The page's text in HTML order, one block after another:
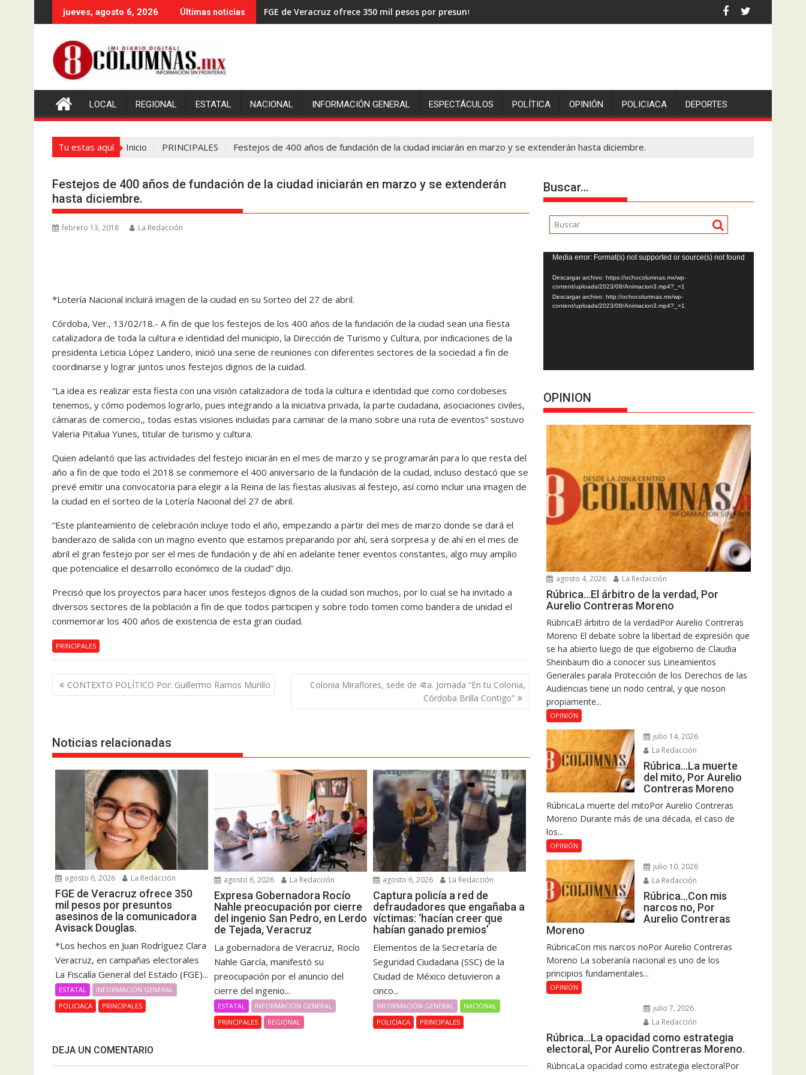
al
jueves, agosto 6, 2026 Últimas noticias FGE de Veracruz ofrece 350 mil pesos por presuntos asesinos de la comunicadora Avisack Douglas.
LOCAL REGIONAL ESTATAL NACIONAL INFORMACIÓN GENERAL ESPECTÁCULOS POLÍTICA OPINIÓN POLICIACA DEPORTES
Tu estas aquí Inicio PRINCIPALES Festejos de 400 años de fundación de la ciudad iniciarán en marzo y se extenderán hasta diciembre.
Festejos de 400 años de fundación de la ciudad iniciarán en marzo y se extenderán
hasta diciembre.
febrero 13, 2018 La Redacción
*Lotería Nacional incluirá imagen de la ciudad en su Sorteo del 27 de abril.
Córdoba, Ver., 13/02/18.- A fin de que los festejos de los 400 años de la fundación de la ciudad sean una fiesta
catalizadora de toda la cultura e identidad del municipio, la Dirección de Turismo y Cultura, por indicaciones de la
presidenta Leticia López Landero, inició una serie de reuniones con diferentes sectores de la sociedad a fin de
coordinarse y lograr juntos unos festejos dignos de la cuidad.
“La idea es realizar esta fiesta con una visión catalizadora de toda la cultura e identidad que como cordobeses
tenemos, y cómo podemos lograrlo, pues integrando a la iniciativa privada, la parte ciudadana, asociaciones civiles,
cámaras de comercio,, todas estas visiones incluidas para caminar de la mano sobre una ruta de eventos” sostuvo
Valeria Pitalua Yunes, titular de turismo y cultura.
Quien adelantó que las actividades del festejo iniciarán en el mes de marzo y se programarán para lo que resta del
año a fin de que todo el 2018 se conmemore el 400 aniversario de la fundación de la ciudad, incluso destacó que se
prevé emitir una convocatoria para elegir a la Reina de las fiestas alusivas al festejo, así como incluir una imagen de
la ciudad en el sorteo de la Lotería Nacional del 27 de abril.
“Este planteamiento de celebración incluye todo el año, empezando a partir del mes de marzo donde se dará el
banderazo de salida con un magno evento que estamos preparando por ahí, será sorpresa y de ahí en el mes de
abril el gran festejo por ser el mes de fundación y de ahí en adelante tener eventos constantes, algo muy amplio
que potencialice el desarrollo económico de la ciudad” dijo.
Precisó que los proyectos para hacer unos festejos dignos de la ciudad son muchos, por lo cual se ha invitado a
diversos sectores de la población a fin de que todos participen y sobre todo tomen como bandera de unidad el
conmemorar los 400 años de existencia de esta gran ciudad.
PRINCIPALES
Navegación
de
CONTEXTO POLÍTICO Por: Guillermo Ramos Murillo
Colonia Miraflores, sede de 4ta. Jornada “En tu Colonia,
Córdoba Brilla Contigo”
Noticias relacionadas
agosto 6, 2026 La Redacción
FGE de Veracruz ofrece 350
mil pesos por presuntos
asesinos de la comunicadora
Avisack Douglas.
*Los hechos en Juan Rodríguez Clara
Veracruz, en campañas electorales
La Fiscalía General del Estado (FGE)...
ESTATAL
INFORMACIÓN GENERAL
POLICIACA
PRINCIPALES
agosto 6, 2026 La Redacción
Expresa Gobernadora Rocío
Nahle preocupación por cierre
del ingenio San Pedro, en Lerdo
de Tejada, Veracruz
La gobernadora de Veracruz, Rocío
Nahle García, manifestó su
preocupación por el anuncio del
cierre del ingenio...
ESTATAL
INFORMACIÓN GENERAL
PRINCIPALES
REGIONAL
agosto 6, 2026 La Redacción
Captura policía a red de
defraudadores que engañaba a
víctimas: ‘hacían creer que
habían ganado premios’
Elementos de la Secretaría de
Seguridad Ciudadana (SSC) de la
Ciudad de México detuvieron a
cinco...
INFORMACIÓN GENERAL
NACIONAL
POLICIACA
PRINCIPALES
DEJA UN COMENTARIO
Buscar…
Reproductor
de
vídeo
Media error: Format(s) not supported or source(s) not found
Descargar archivo: https://ochocolumnas.mx/wp-
content/uploads/2023/08/Animacion3.mp4?_=1
Descargar archivo: http://ochocolumnas.mx/wp-
content/uploads/2023/08/Animacion3.mp4?_=1
OPINION
agosto 4, 2026 La Redacción
Rúbrica…El árbitro de la verdad, Por
Aurelio Contreras Moreno
RúbricaEl árbitro de la verdadPor Aurelio Contreras
Moreno El debate sobre la libertad de expresión que
se ha abierto luego de que elgobierno de Claudia
Sheinbaum dio a conocer sus Lineamientos
Generales parala Protección de los Derechos de las
Audiencias tiene un nodo central, y que noson
propiamente...
OPINIÓN
julio 14, 2026
La Redacción
Rúbrica…La muerte
del mito, Por Aurelio
Contreras Moreno
RúbricaLa muerte del mitoPor Aurelio Contreras
Moreno Durante más de una década, el caso de
los...
OPINIÓN
julio 10, 2026
La Redacción
Rúbrica…Con mis
narcos no, Por
Aurelio Contreras
Moreno
RúbricaCon mis narcos noPor Aurelio Contreras
Moreno La soberanía nacional es uno de los
principios fundamentales...
OPINIÓN
julio 7, 2026
La Redacción
Rúbrica…La opacidad como estrategia
electoral, Por Aurelio Contreras Moreno.
RúbricaLa opacidad como estrategia electoralPor